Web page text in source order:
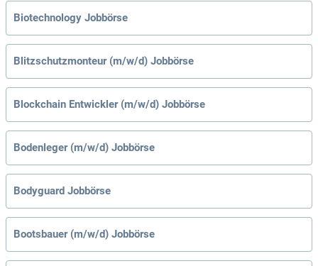
Biotechnology Jobbörse
Blitzschutzmonteur (m/w/d) Jobbörse
Blockchain Entwickler (m/w/d) Jobbörse
Bodenleger (m/w/d) Jobbörse
Bodyguard Jobbörse
Bootsbauer (m/w/d) Jobbörse